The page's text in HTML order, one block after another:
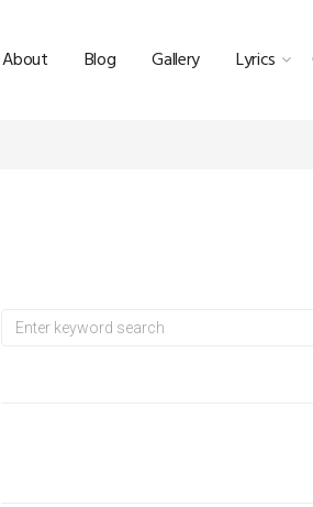
About Blog Gallery Lyrics